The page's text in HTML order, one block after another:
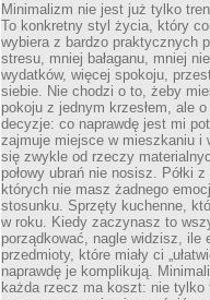
Minimalizm nie jest już tylko
To konkretny styl życia, który
wybiera z bardzo praktycznych
stresu, mniej bałaganu, mniej
wydatków, więcej spokoju,
siebie. Nie chodzi o to, żeby
pokoju z jednym krzesłem, ale
decyzje: co naprawdę jest mi
zajmuje miejsce w mieszkaniu i
się zwykle od rzeczy
połowy ubrań nie nosisz. Półki
których nie masz żadnego
stosunku. Sprzęty kuchenne,
w roku. Kiedy zaczynasz to
porządkować, nagle widzisz, ile
przedmioty, które miały ci
naprawdę je komplikują.
każda rzecz ma koszt: nie tylko